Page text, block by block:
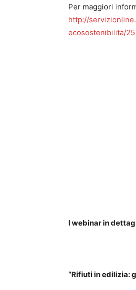
Per maggiori
http://
ecosostenibilita/25
I webinar in
“Rifiuti in edilizia: